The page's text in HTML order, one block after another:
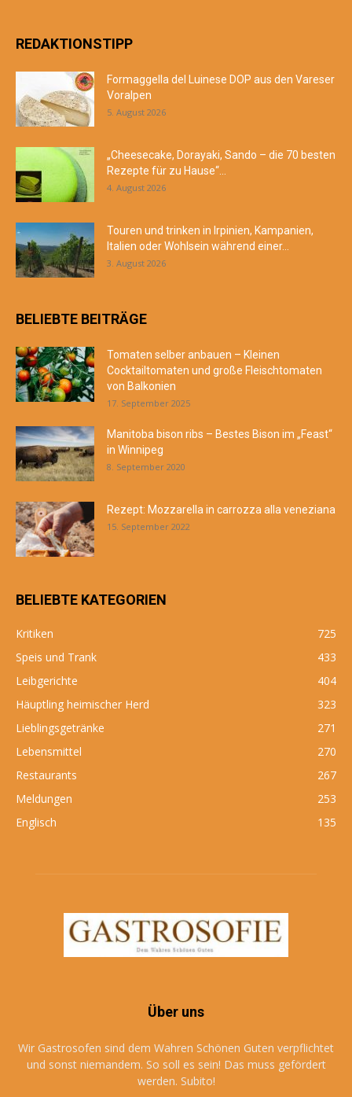
REDAKTIONSTIPP
Formaggella del Luinese DOP aus den Vareser
Voralpen
5. August 2026
„Cheesecake, Dorayaki, Sando – die 70 besten
Rezepte für zu Hause“...
4. August 2026
Touren und trinken in Irpinien, Kampanien,
Italien oder Wohlsein während einer...
3. August 2026
BELIEBTE BEITRÄGE
Tomaten selber anbauen – Kleinen
Cocktailtomaten und große Fleischtomaten
von Balkonien
17. September 2025
Manitoba bison ribs – Bestes Bison im „Feast“
in Winnipeg
8. September 2020
Rezept: Mozzarella in carrozza alla veneziana
15. September 2022
BELIEBTE KATEGORIEN
Kritiken
725
Speis und Trank
433
Leibgerichte
404
Häuptling heimischer Herd
323
Lieblingsgetränke
271
Lebensmittel
270
Restaurants
267
Meldungen
253
Englisch
135
Über uns
Wir Gastrosofen sind dem Wahren Schönen Guten verpflichtet
und sonst niemandem. So soll es sein! Das muss gefördert
werden. Subito!